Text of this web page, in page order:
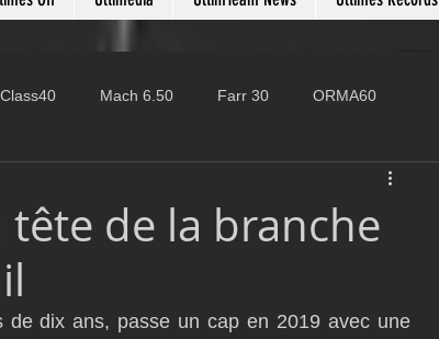
Class40 Mach 6.50 Farr 30 ORMA60
tête de la branche
dix ans, passe un cap en 2019 avec une